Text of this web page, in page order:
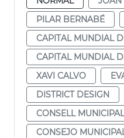
PILAR BERNABÉ
CAPITAL MUNDIAL
CAPITAL MUNDIAL
XAVI CALVO
DISTRICT DESIGN
CONSELL
CONSEJO